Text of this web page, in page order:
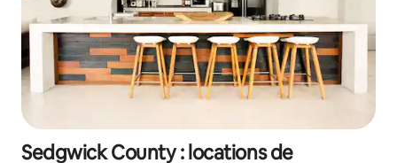
Sedgwick County : locations de